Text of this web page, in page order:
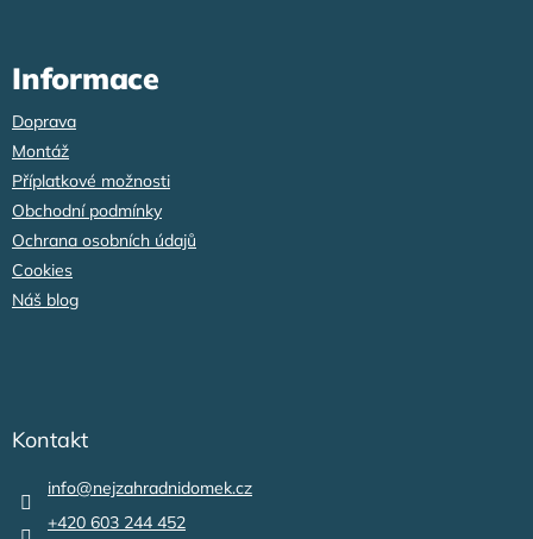
Informace
Doprava
Montáž
Příplatkové možnosti
Obchodní podmínky
Ochrana osobních údajů
Cookies
Náš blog
Kontakt
info@nejzahradnidomek.cz
+420 603 244 452